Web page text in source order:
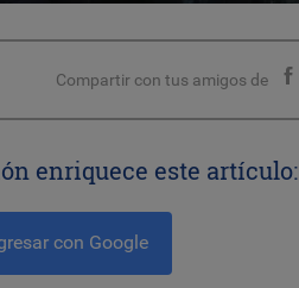
Compartir con tus amigos de
enriquece este artículo:
con Google